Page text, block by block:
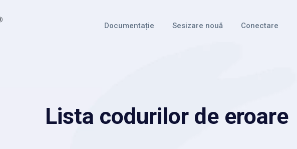
Documentație Sesizare nouă Conectare
Lista codurilor de eroare